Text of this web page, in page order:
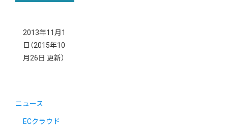
2013年11月1
日 （2015年10
月26日 更新）
ニュース
ECクラウド